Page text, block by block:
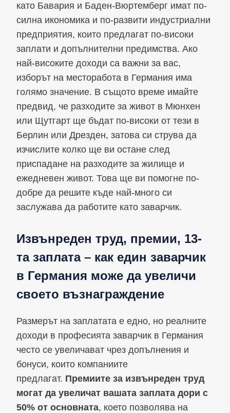
като Бавария и Баден-Вюртемберг имат по-
силна икономика и по-развити индустриални
предприятия, които предлагат по-високи
заплати и допълнителни предимства. Ако
най-високите доходи са важни за вас,
изборът на месторабота в Германия има
голямо значение. В същото време имайте
предвид, че разходите за живот в Мюнхен
или Щутгарт ще бъдат по-високи от тези в
Берлин или Дрезден, затова си струва да
изчислите колко ще ви остане след
приспадане на разходите за жилище и
ежедневен живот. Това ще ви помогне по-
добре да решите къде най-много си
заслужава да работите като заварчик.
Извънреден труд, премии, 13-
та заплата – как един заварчик
в Германия може да увеличи
своето възнаграждение
Размерът на заплатата е едно, но реалните
доходи в професията заварчик в Германия
често се увеличават чрез допълнения и
бонуси, които компаниите
предлагат. Премиите за извънреден труд
могат да увеличат вашата заплата дори с
50% от основната, което позволява на